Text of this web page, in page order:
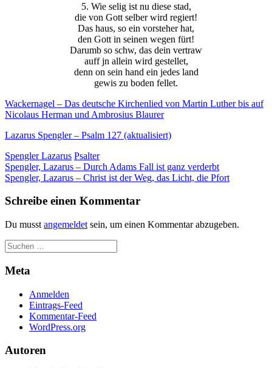
5. Wie selig ist nu diese stad,
die von Gott selber wird regiert!
Das haus, so ein vorsteher hat,
den Gott in seinen wegen fürt!
Darumb so schw, das dein vertraw
auff jn allein wird gestellet,
denn on sein hand ein jedes land
gewis zu boden fellet.
Wackernagel – Das deutsche Kirchenlied von Martin Luther bis auf
Nicolaus Herman und Ambrosius Blaurer
Lazarus Spengler – Psalm 127 (aktualisiert)
Spengler Lazarus Psalter
Beitragsnavigation
Spengler, Lazarus – Durch Adams Fall ist ganz verderbt
Spengler, Lazarus – Christ ist der Weg, das Licht, die Pfort
Schreibe einen Kommentar
Du musst angemeldet sein, um einen Kommentar abzugeben.
Meta
Anmelden
Eintrags-Feed
Kommentar-Feed
WordPress.org
Autoren